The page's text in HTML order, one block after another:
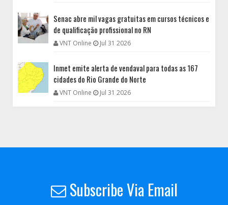
Senac abre mil vagas gratuitas em cursos técnicos e
de qualificação profissional no RN
VNT Online Jul 31 2026
Inmet emite alerta de vendaval para todas as 167
cidades do Rio Grande do Norte
VNT Online Jul 31 2026
Subscribe Via Email